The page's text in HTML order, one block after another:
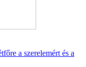
a szerelemért és a